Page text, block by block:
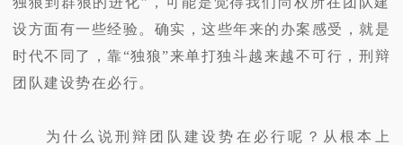
设方面有一些经验。确实，这些年来的办案感受，就是
时代不同了，靠“独狼”来单打独斗越来越不可行，刑辩
团队建设势在必行。
为什么说刑辩团队建设势在必行呢？从根本上